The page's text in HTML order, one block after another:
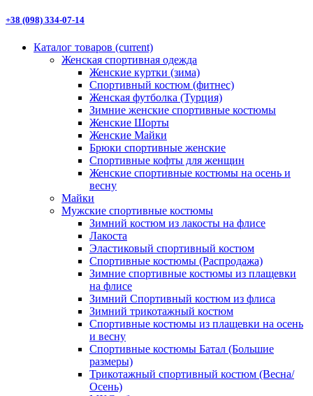
+38 (098) 334-07-14
Каталог товаров (current)
Женская спортивная одежда
Женские куртки (зима)
Спортивный костюм (фитнес)
Женская футболка (Турция)
Зимние женские спортивные костюмы
Женские Шорты
Женские Майки
Брюки спортивные женские
Спортивные кофты для женщин
Женские спортивные костюмы на осень и
весну
Майки
Мужские спортивные костюмы
Зимний костюм из лакосты на флисе
Лакоста
Эластиковый спортивный костюм
Спортивные костюмы (Распродажа)
Зимние спортивные костюмы из плащевки
на флисе
Зимний Спортивный костюм из флиса
Зимний трикотажный костюм
Спортивные костюмы из плащевки на осень
и весну
Спортивные костюмы Батал (Большие
размеры)
Трикотажный спортивный костюм (Весна/
Осень)